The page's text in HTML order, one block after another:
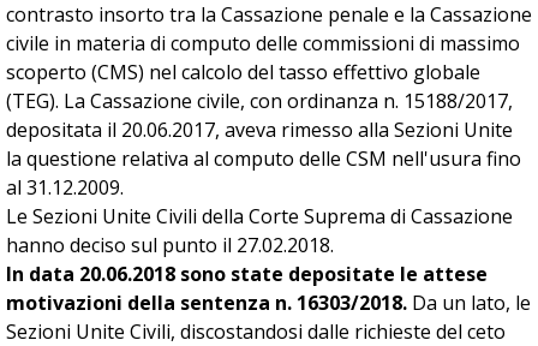
contrasto insorto tra la Cassazione penale e la Cassazione
civile in materia di computo delle commissioni di massimo
scoperto (CMS) nel calcolo del tasso effettivo globale
(TEG). La Cassazione civile, con ordinanza n. 15188/2017,
depositata il 20.06.2017, aveva rimesso alla Sezioni Unite
la questione relativa al computo delle CSM nell'usura fino
al 31.12.2009.
Le Sezioni Unite Civili della Corte Suprema di Cassazione
hanno deciso sul punto il 27.02.2018.
In data 20.06.2018 sono state depositate le attese
motivazioni della sentenza n. 16303/2018. Da un lato, le
Sezioni Unite Civili, discostandosi dalle richieste del ceto